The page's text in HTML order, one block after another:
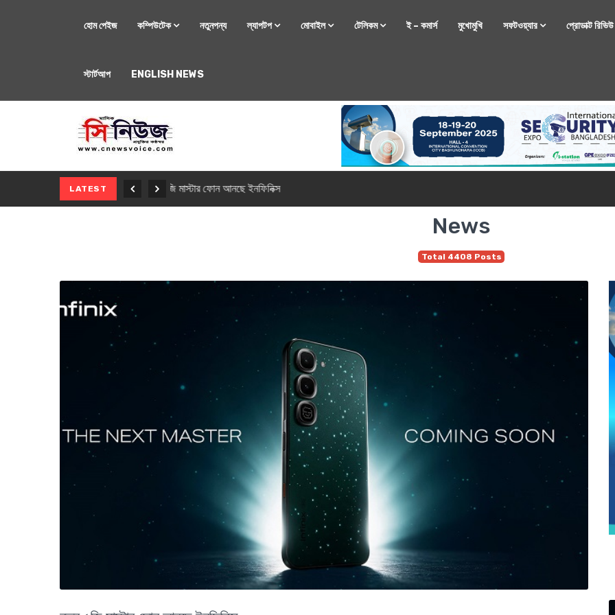
হোম পেইজ কম্পিউটেক নতুনপন্য ল্যাপটপ মোবাইল টেলিকম ই – কমার্স মুখোমুখি সফটওয়্যার প্রোডাক্ট রিভিউ
স্টার্টআপ ENGLISH NEWS
LATEST মোবাইল নতুন সি-সিরিজ স্মার্টফোন নিয়ে আসছে রিয়েলমি
News
Total 4408 Posts